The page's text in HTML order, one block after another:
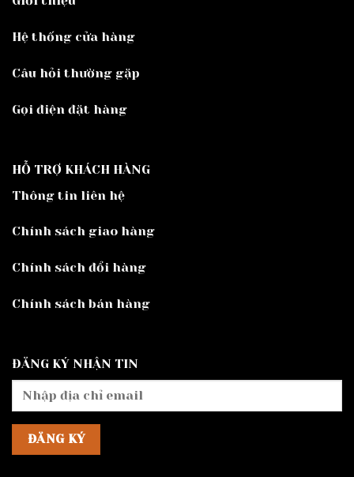
Hệ thống cửa hàng
Câu hỏi thường gặp
Gọi điện đặt hàng
HỖ TRỢ KHÁCH HÀNG
Thông tin liên hệ
Chính sách giao hàng
Chính sách đổi hàng
Chính sách bán hàng
ĐĂNG KÝ NHẬN TIN